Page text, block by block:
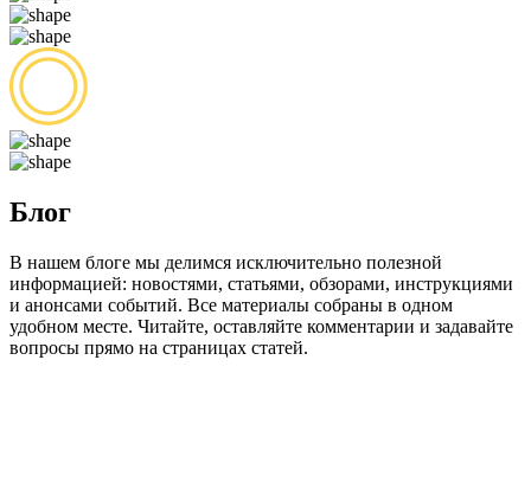
Блог
В нашем блоге мы делимся исключительно полезной
информацией: новостями, статьями, обзорами, инструкциями
и анонсами событий. Все материалы собраны в одном
удобном месте. Читайте, оставляйте комментарии и задавайте
вопросы прямо на страницах статей.